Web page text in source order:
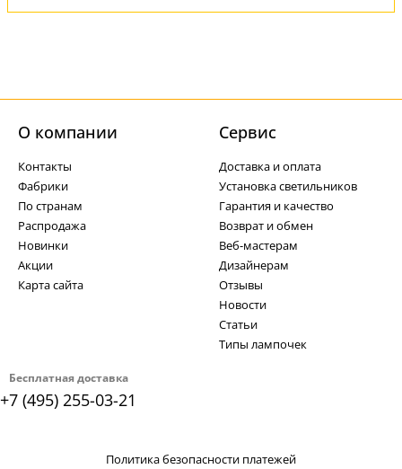
Бесплатная доставка
+7 (495) 255-03-21
О компании
Контакты
Фабрики
По странам
Распродажа
Новинки
Акции
Карта сайта
Cервис
Доставка и оплата
Установка светильников
Гарантия и качество
Возврат и обмен
Веб-мастерам
Дизайнерам
Отзывы
Новости
Статьи
Типы лампочек
Политика безопасности платежей